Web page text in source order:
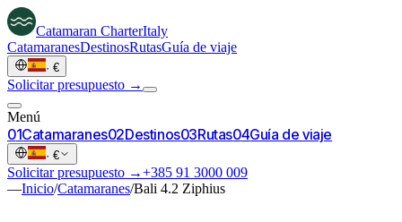
Catamaran CharterItaly
CatamaranesDestinosRutasGuía de viaje
· €
Solicitar presupuesto →
Menú
01Catamaranes02Destinos03Rutas04Guía de viaje
· €
Solicitar presupuesto →+385 91 3000 009
—Inicio/Catamaranes/Bali 4.2 Ziphius